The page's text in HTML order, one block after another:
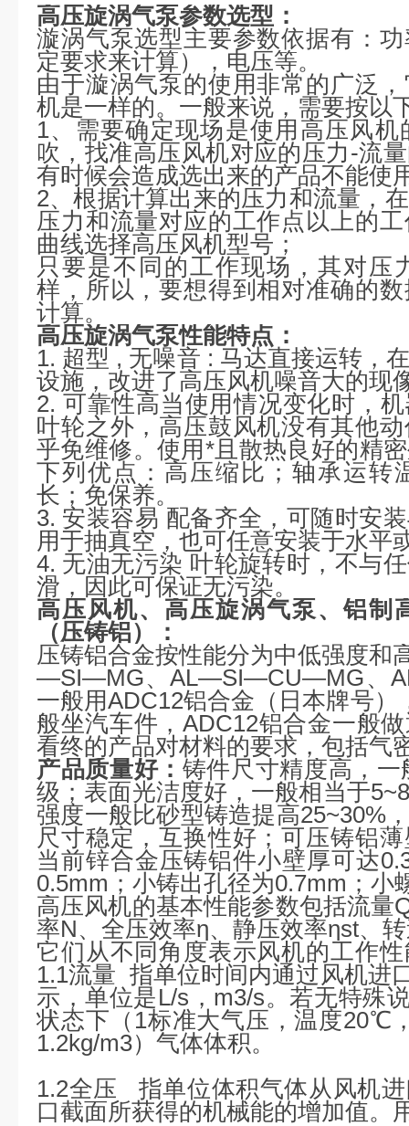
高压旋涡气泵参数选型：
漩涡气泵选型主要参数依据有：
定要求来计算），电压等。
由于漩涡气泵的使用非常的广泛
机是一样的。一般来说，需要按以
1、需要确定现场是使用高压风
吹，找准高压风机对应的压力-流
有时候会造成选出来的产品不能使
2、根据计算出来的压力和流量，
压力和流量对应的工作点以上的
曲线选择高压风机型号；
只要是不同的工作现场，其对压
样，所以，要想得到相对准确的
计算。
高压旋涡气泵性能特点：
1. 超型 , 无噪音 : 马达直接运转，
设施，改进了高压风机噪音大的现
2. 可靠性高当使用情况变化时，
叶轮之外，高压鼓风机没有其他
乎免维修。使用*且散热良好的精
下列优点：高压缩比；轴承运转
长；免保养。
3. 安装容易 配备齐全，可随时安
用于抽真空，也可任意安装于水平
4. 无油无污染 叶轮旋转时，不与
滑，因此可保证无污染。
高压风机、 高压旋涡气泵、铝制
（压铸铝）：
压铸铝合金按性能分为中低强度
—SI—MG、AL—SI—CU—MG、
一般用ADC12铝合金（日本牌号）
般坐汽车件，ADC12铝合金一般
看终的产品对材料的要求，包括气
产品质量好： 铸件尺寸精度高，
级；表面光洁度好，一般相当于
强度一般比砂型铸造提高25~30%
尺寸稳定，互换性好；可压铸铝
当前锌合金压铸铝件小壁厚可达
0.5mm；小铸出孔径为0.7mm；小
高压风机的基本性能参数包括流量
率N、全压效率η、静压效率ηst、
它们从不同角度表示风机的工作
1.1流量 指单位时间内通过风机进
示，单位是L/s，m3/s。若无特殊
状态下（1标准大气压，温度20℃
1.2kg/m3）气体体积。
1.2全压 指单位体积气体从风机
口截面所获得的机械能的增加值。